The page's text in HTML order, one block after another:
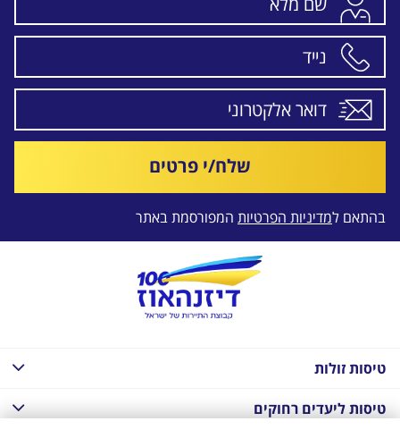
שלח/י פרטים
בהתאם למדיניות הפרטיות המפורסמת באתר
טיסות זולות
טיסות ליעדים רחוקים